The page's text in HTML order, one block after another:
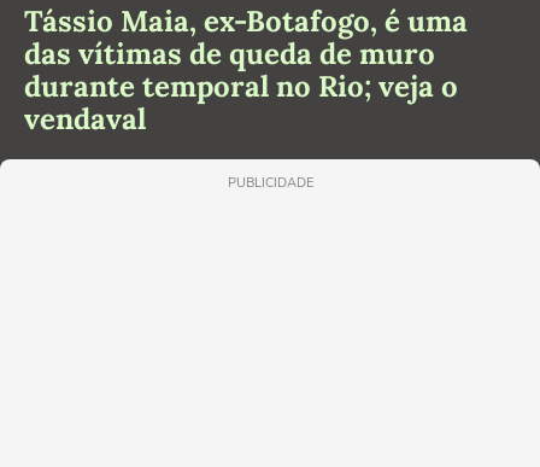
Tássio Maia, ex-Botafogo, é uma
das vítimas de queda de muro
durante temporal no Rio; veja o
vendaval
PUBLICIDADE